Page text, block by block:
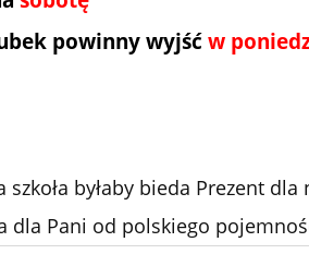
powinny wyjśćw
byłaby bieda Prezent dla
dla Pani od polskiego